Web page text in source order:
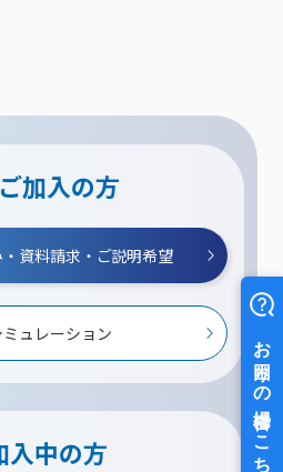
加入の方
資料請求・ご説明希望
ュレーション
入中の方